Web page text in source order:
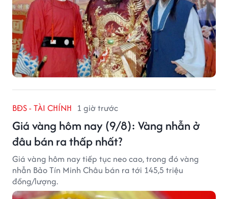
BĐS - TÀI CHÍNH 1 giờ trước
Giá vàng hôm nay (9/8): Vàng nhẫn ở
đâu bán ra thấp nhất?
Giá vàng hôm nay tiếp tục neo cao, trong đó vàng
nhẫn Bảo Tín Minh Châu bán ra tới 145,5 triệu
đồng/lượng.